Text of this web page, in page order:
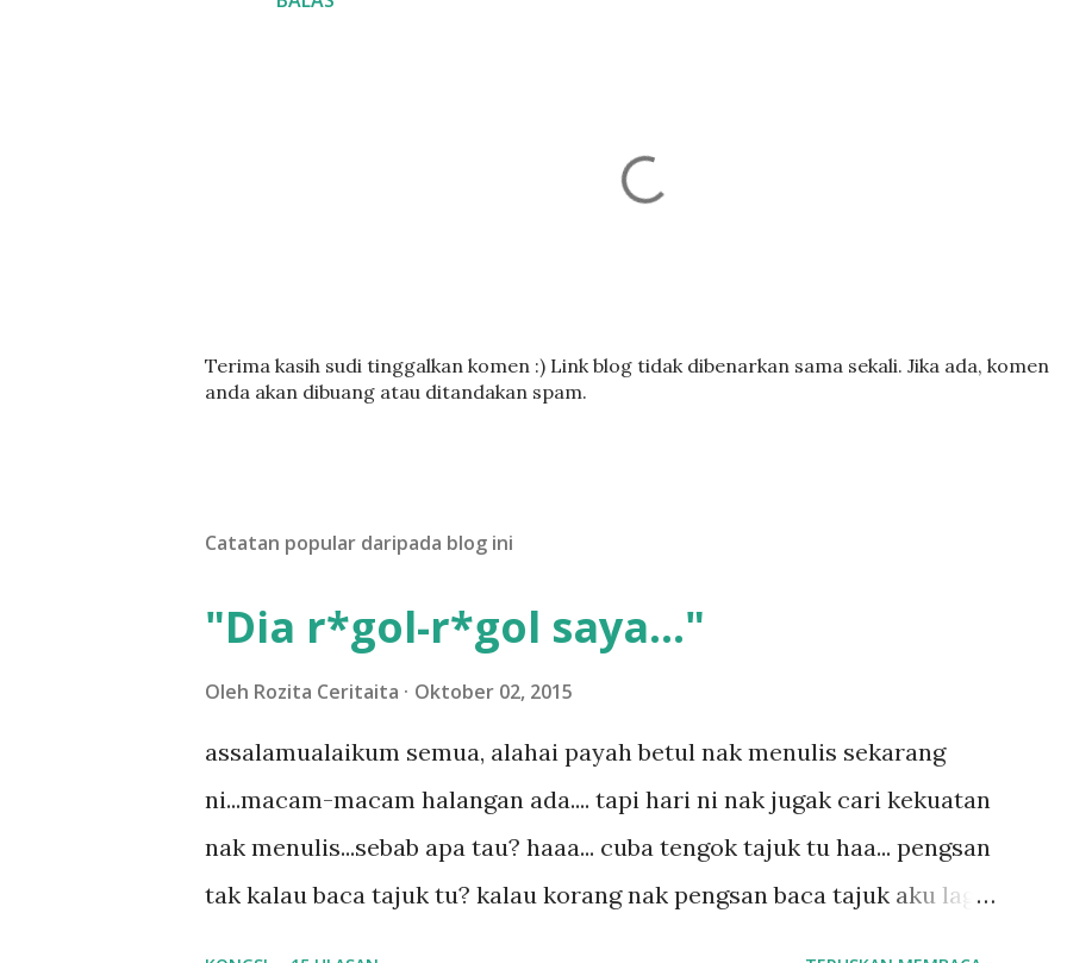
C
a
a
n
Terima kasih sudi tinggalkan komen :) Link blog tidak dibenarkan sama sekali. Jika ada, komen
anda akan dibuang atau ditandakan spam.
Catatan popular daripada blog ini
"Dia r*gol-r*gol saya..."
Oleh Rozita Ceritaita Oktober 02, 2015
assalamualaikum semua, alahai payah betul nak menulis sekarang
ni...macam-macam halangan ada.... tapi hari ni nak jugak cari kekuatan
nak menulis...sebab apa tau? haaa... cuba tengok tajuk tu haa... pengsan
tak kalau baca tajuk tu? kalau korang nak pengsan baca tajuk aku lagi